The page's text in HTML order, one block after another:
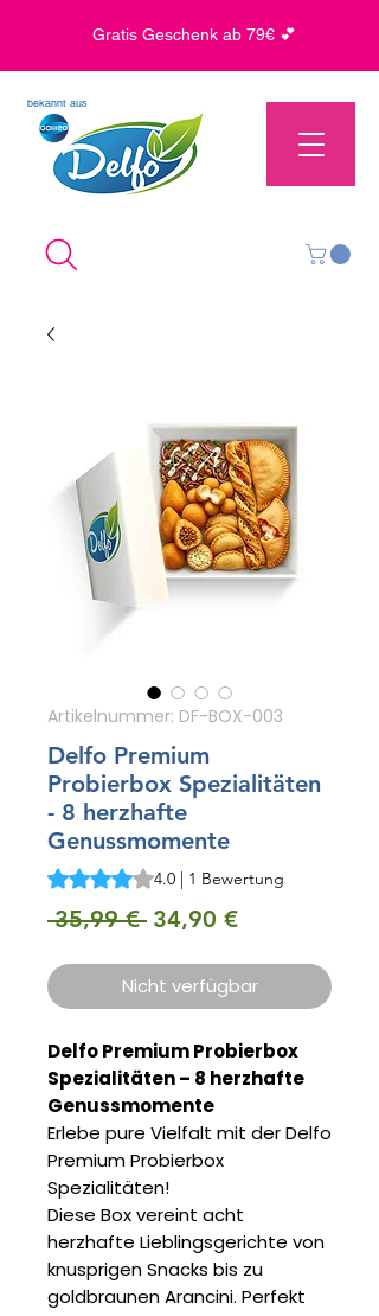
Gratis Geschenk ab 79€ 💕
bekannt aus
Artikelnummer: DF-BOX-003
Delfo Premium
Probierbox Spezialitäten
- 8 herzhafte
Genussmomente
Das Rating beträgt 4.0 von fünf
4.0 | 1 Bewertung
35,99 € Standardpreis
34,90 €Sale-
Nicht verfügbar
Delfo Premium Probierbox
Spezialitäten – 8 herzhafte
Genussmomente
Erlebe pure Vielfalt mit der Delfo
Premium Probierbox
Spezialitäten!
Diese Box vereint acht
herzhafte Lieblingsgerichte von
knusprigen Snacks bis zu
goldbraunen Arancini. Perfekt